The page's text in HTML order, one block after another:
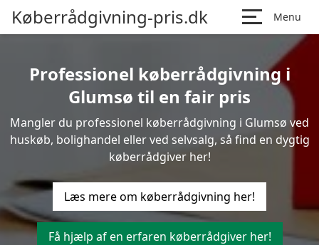
Køberrådgivning-pris.dk Menu
Professionel køberrådgivning i
Glumsø til en fair pris
Mangler du professionel køberrådgivning i Glumsø ved
huskøb, bolighandel eller ved selvsalg, så find en dygtig
køberrådgiver her!
Læs mere om køberrådgivning her!
Få hjælp af en erfaren køberrådgiver her!